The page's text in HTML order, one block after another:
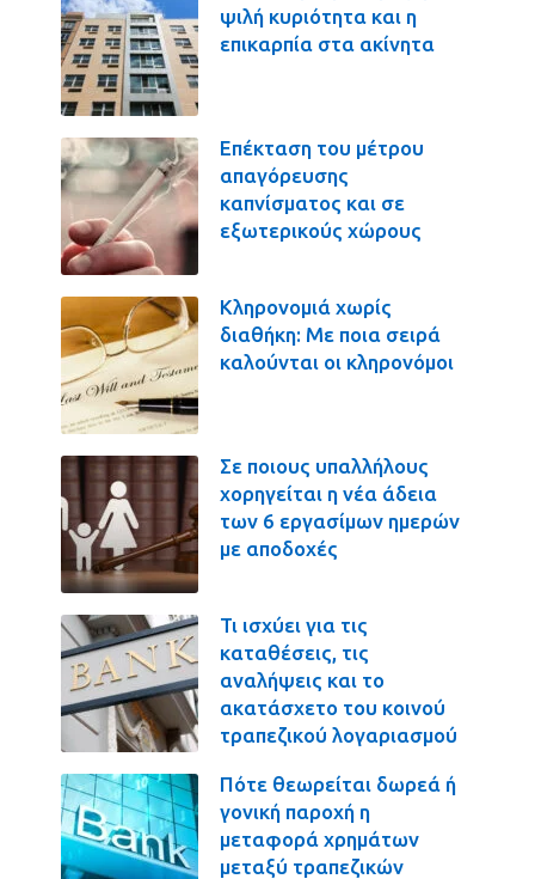
ψιλή κυριότητα και η
επικαρπία στα ακίνητα
Επέκταση του μέτρου
απαγόρευσης
καπνίσματος και σε
εξωτερικούς χώρους
Κληρονομιά χωρίς
διαθήκη: Με ποια σειρά
καλούνται οι κληρονόμοι
Σε ποιους υπαλλήλους
χορηγείται η νέα άδεια
των 6 εργασίμων ημερών
με αποδοχές
Τι ισχύει για τις
καταθέσεις, τις
αναλήψεις και το
ακατάσχετο του κοινού
τραπεζικού λογαριασμού
Πότε θεωρείται δωρεά ή
γονική παροχή η
μεταφορά χρημάτων
μεταξύ τραπεζικών